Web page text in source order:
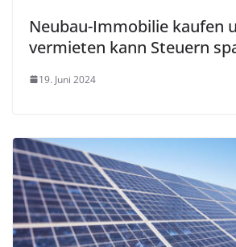
Neubau-Immobilie kaufen
vermieten kann Steuern
19. Juni 2024